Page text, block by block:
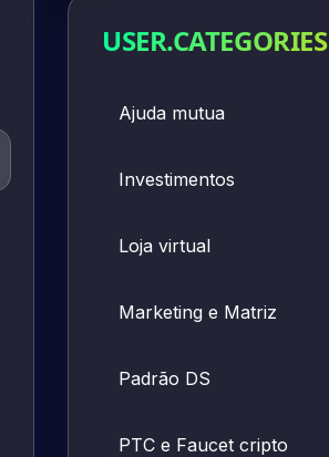
USER.CATEGORIES
Ajuda mutua
Investimentos
Loja virtual
Marketing e Matriz
Padrão DS
PTC e Faucet cripto